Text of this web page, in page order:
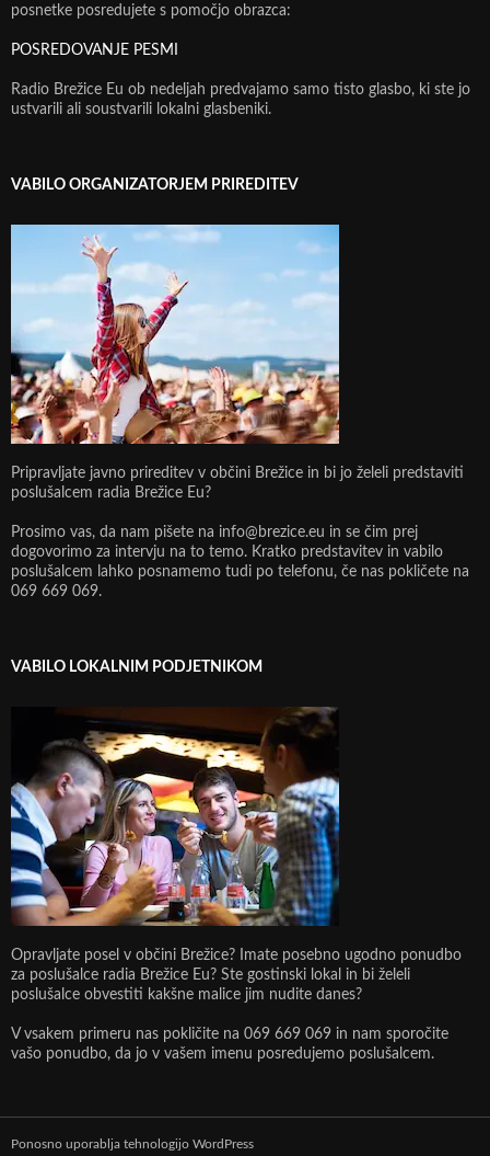
posnetke posredujete s pomočjo obrazca:
POSREDOVANJE PESMI
Radio Brežice Eu ob nedeljah predvajamo samo tisto glasbo, ki ste jo
ustvarili ali soustvarili lokalni glasbeniki.
VABILO ORGANIZATORJEM PRIREDITEV
Pripravljate javno prireditev v občini Brežice in bi jo želeli predstaviti
poslušalcem radia Brežice Eu?
Prosimo vas, da nam pišete na info@brezice.eu in se čim prej
dogovorimo za intervju na to temo. Kratko predstavitev in vabilo
poslušalcem lahko posnamemo tudi po telefonu, če nas pokličete na
069 669 069.
VABILO LOKALNIM PODJETNIKOM
Opravljate posel v občini Brežice? Imate posebno ugodno ponudbo
za poslušalce radia Brežice Eu? Ste gostinski lokal in bi želeli
poslušalce obvestiti kakšne malice jim nudite danes?
V vsakem primeru nas pokličite na 069 669 069 in nam sporočite
vašo ponudbo, da jo v vašem imenu posredujemo poslušalcem.
Ponosno uporablja tehnologijo WordPress